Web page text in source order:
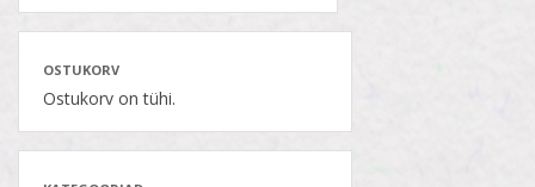
OSTUKORV
Ostukorv on tühi.